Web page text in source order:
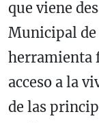
que viene
Municipal de
herramienta
acceso a la
de las